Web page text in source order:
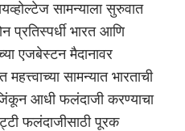
सामन्याला सुरुवात
प्रतिस्पर्धी भारत आणि
एजबेस्टन मैदानावर
सामन्यात भारताची
आधी फलंदाजी करण्याचा
फलंदाजीसाठी पूरक